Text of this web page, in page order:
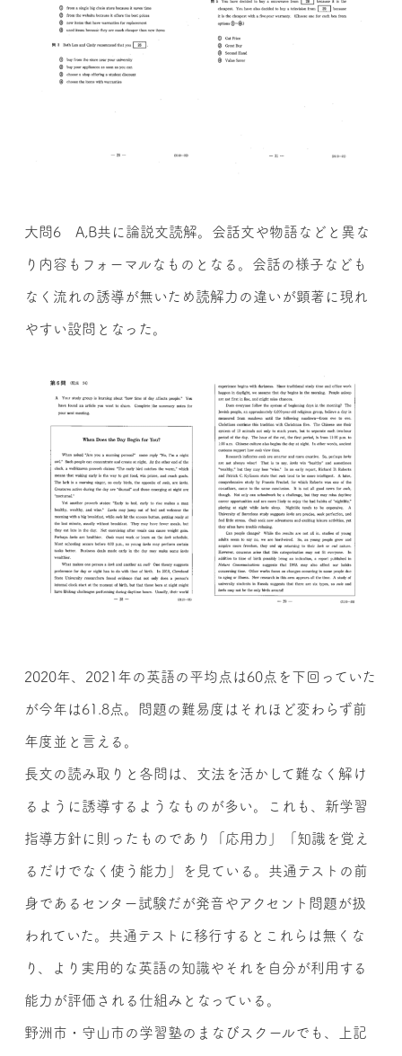
大問6 A,B共に論説文読解。会話文や物語などと異な
り内容もフォーマルなものとなる。会話の様子なども
なく流れの誘導が無いため読解力の違いが顕著に現れ
やすい設問となった。
2020年、2021年の英語の平均点は60点を下回っていた
が今年は61.8点。問題の難易度はそれほど変わらず前
年度並と言える。
長文の読み取りと各問は、文法を活かして難なく解け
るように誘導するようなものが多い。これも、新学習
指導方針に則ったものであり「応用力」「知識を覚え
るだけでなく使う能力」を見ている。共通テストの前
身であるセンター試験だが発音やアクセント問題が扱
われていた。共通テストに移行するとこれらは無くな
り、より実用的な英語の知識やそれを自分が利用する
能力が評価される仕組みとなっている。
野洲市・守山市の学習塾のまなびスクールでも、上記